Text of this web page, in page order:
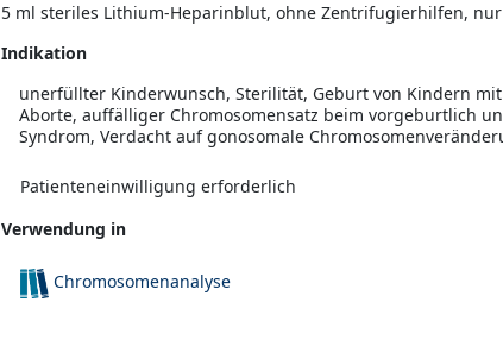
5 ml steriles Lithium-Heparinblut, ohne Zentrifugierhilfen,
Indikation
unerfüllter Kinderwunsch, Sterilität, Geburt von Kindern
Aborte, auffälliger Chromosomensatz beim vorgeburtlich
Syndrom, Verdacht auf gonosomale
Patienteneinwilligung erforderlich
Verwendung in
Chromosomenanalyse